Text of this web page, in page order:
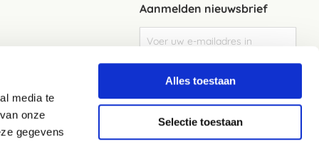
media te
onze
gegevens
Alles toestaan
Selectie toestaan
Aanmelden nieuwsbrief
u
op
Elke week de beste acties en het laaste